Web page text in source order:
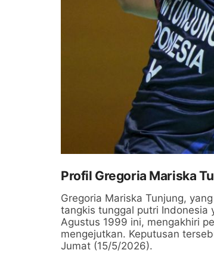
Profil Gregoria Mariska
Gregoria Mariska Tunjung,
tangkis tunggal putri Indonesia
Agustus 1999 ini, mengakhiri
mengejutkan. Keputusan
Jumat (15/5/2026).